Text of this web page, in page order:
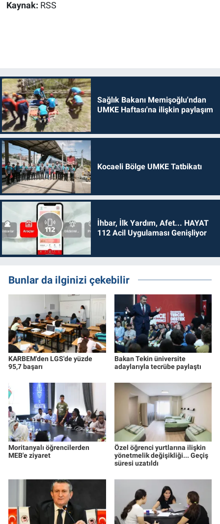
Kaynak: RSS
Sağlık Bakanı Memişoğlu'ndan
UMKE Haftası'na ilişkin paylaşım
Kocaeli Bölge UMKE Tatbikatı
İhbar, İlk Yardım, Afet... HAYAT
112 Acil Uygulaması Genişliyor
Bunlar da ilginizi çekebilir
KARBEM'den LGS'de yüzde
95,7 başarı
Bakan Tekin üniversite
adaylarıyla tecrübe paylaştı
Moritanyalı öğrencilerden
MEB'e ziyaret
Özel öğrenci yurtlarına ilişkin
yönetmelik değişikliği... Geçiş
süresi uzatıldı